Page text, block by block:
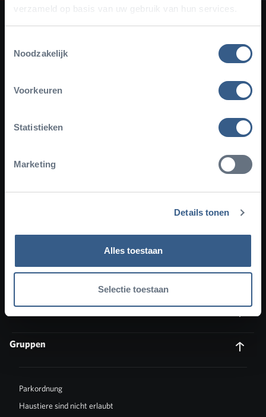
verzameld op basis van uw gebruik van hun services.
Noodzakelijk
Voorkeuren
Statistieken
Marketing
Details tonen
Alles toestaan
Selectie toestaan
Unsere Ecodisplays
Unsere Tiere
Gruppen
Parkordnung
Haustiere sind nicht erlaubt